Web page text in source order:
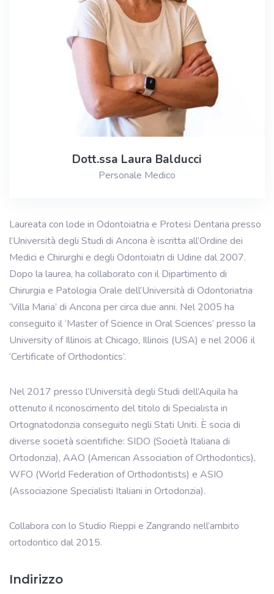
Dott.ssa Laura Balducci
Personale Medico
Laureata con lode in Odontoiatria e Protesi Dentaria presso
l’Università degli Studi di Ancona è iscritta all’Ordine dei
Medici e Chirurghi e degli Odontoiatri di Udine dal 2007.
Dopo la laurea, ha collaborato con il Dipartimento di
Chirurgia e Patologia Orale dell’Università di Odontoriatria
‘Villa Maria’ di Ancona per circa due anni. Nel 2005 ha
conseguito il ‘Master of Science in Oral Sciences’ presso la
University of Illinois at Chicago, Illinois (USA) e nel 2006 il
‘Certificate of Orthodontics’.
Nel 2017 presso l’Università degli Studi dell’Aquila ha
ottenuto il riconoscimento del titolo di Specialista in
Ortognatodonzia conseguito negli Stati Uniti. È socia di
diverse società scientifiche: SIDO (Società Italiana di
Ortodonzia), AAO (American Association of Orthodontics),
WFO (World Federation of Orthodontists) e ASIO
(Associazione Specialisti Italiani in Ortodonzia).
Collabora con lo Studio Rieppi e Zangrando nell’ambito
ortodontico dal 2015.
Indirizzo